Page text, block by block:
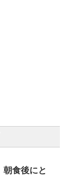
朝食後にと